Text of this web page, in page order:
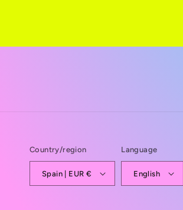
Country/region
Spain | EUR €
Language
English